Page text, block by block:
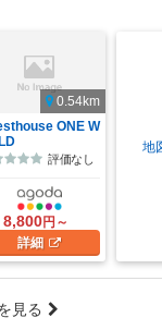
0.54km
ONE W
評価なし
8,800円～
詳細
地
見る